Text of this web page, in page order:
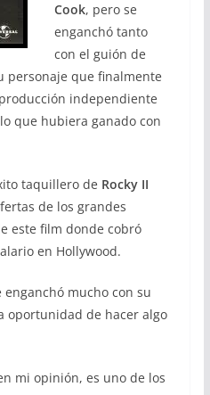
Cook, pero se
enganchó tanto
con el guión de
personaje que finalmente
independiente
que hubiera ganado con
taquillero de Rocky II
de los grandes
este film donde cobró
en Hollywood.
mucho con su
oportunidad de hacer algo
mi opinión, es uno de los